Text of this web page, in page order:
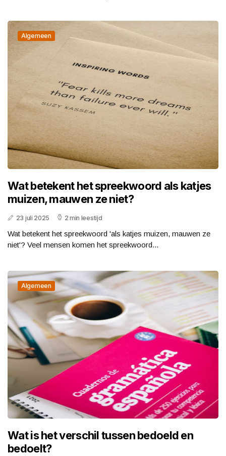
Algemeen
Wat betekent het spreekwoord als katjes
muizen, mauwen ze niet?
23 juli 2025 2 min leestijd
Wat betekent het spreekwoord 'als katjes muizen, mauwen ze
niet'? Veel mensen komen het spreekwoord...
Algemeen
Wat is het verschil tussen bedoeld en
bedoelt?